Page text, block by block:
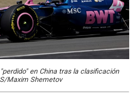
en China tras la clasificación
Maxim Shemetov